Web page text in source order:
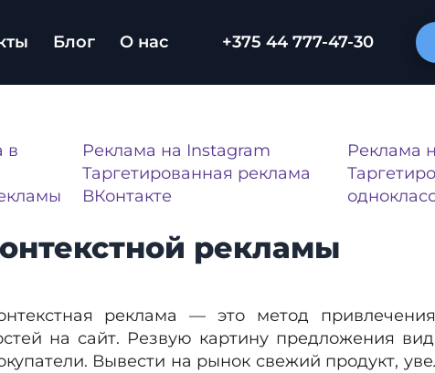
Блог О нас +375 44 777-47-30
в
Реклама на Instagram
Таргетированная реклама
ВКонтакте
Реклама
рекламы
реклама — это метод
на сайт. Резвую картину предложения
Вывести на рынок свежий продукт,